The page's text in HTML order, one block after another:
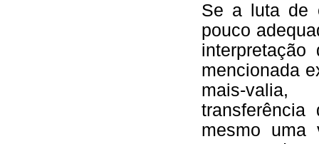
Se a luta de
pouco
mencionada
mais-
mesmo